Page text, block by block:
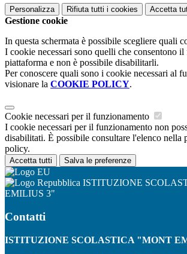
Personalizza Rifiuta tutti i cookies Accetta
Gestione cookie
In questa schermata è possibile scegliere quali
I cookie necessari sono quelli che consentono
piattaforma e non è possibile disabilitarli.
Per conoscere quali sono i cookie necessari al
visionare la COOKIE POLICY.
Cookie necessari per il funzionamento
I cookie necessari per il funzionamento non
disabilitati. È possibile consultare l'elenco nella
policy.
Accetta tutti Salva le preferenze
ISTITUZIONE
EMILIUS 3"
Contatti
ISTITUZIONE SCOLASTICA "MONT